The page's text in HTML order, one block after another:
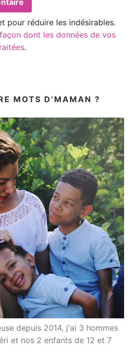
pour réduire les indésirables.
dont les données de vos
.
MOTS D’MAMAN ?
depuis 2014, j'ai 3 hommes
et nos 2 enfants de 12 et 7